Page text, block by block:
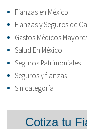
Fianzas en México
Fianzas y Seguros de
Gastos Médicos
Salud En México
Seguros Patrimoniales
Seguros y fianzas
Sin categoría
Formulario
Cotiza tu